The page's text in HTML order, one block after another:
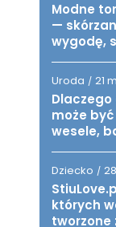
Modne
—
wygodę,
Uroda / 21
może
wesele,
Dziecko /
których
tworzone